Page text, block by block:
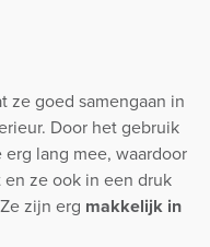
ze goed samengaan in
Door het gebruik
erg lang mee, waardoor
en ze ook in een druk
zijn erg makkelijk in